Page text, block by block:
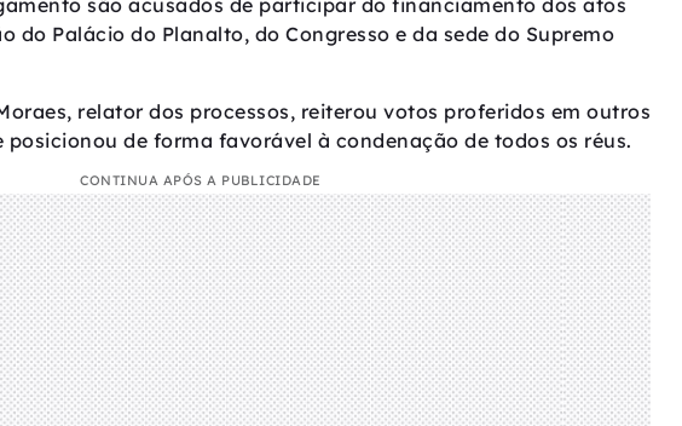
são acusados de participar do financiamento dos atos
do Palácio do Planalto, do Congresso e da sede do Supremo
relator dos processos, reiterou votos proferidos em outros
posicionou de forma favorável à condenação de todos os réus.
CONTINUA APÓS A PUBLICIDADE